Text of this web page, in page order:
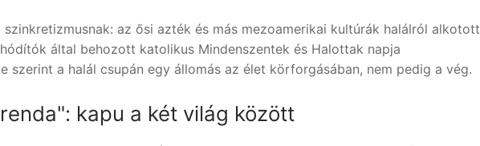
az ősi azték és más mezoamerikai kultúrák halálról alkotott
által behozott katolikus Mindenszentek és Halottak napja
szerint a halál csupán egy állomás az élet körforgásában, nem pedig a vég.
kapu a két világ között